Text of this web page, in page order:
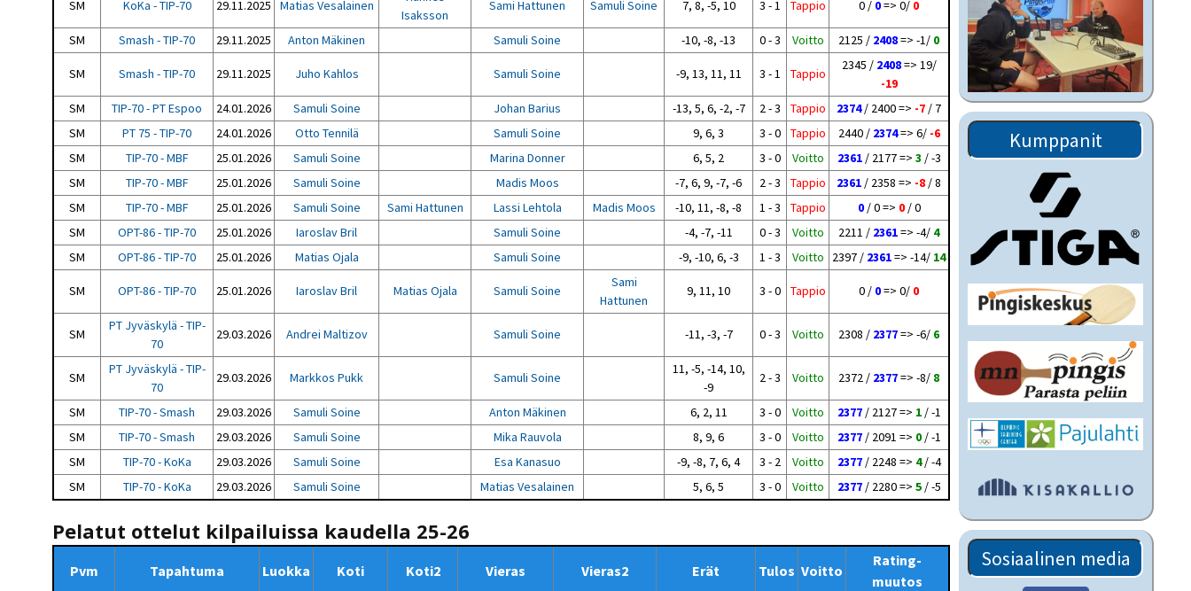
SM KoKa - TIP-70 29.11.2025 Matias Vesalainen
Isaksson
Sami Hattunen Samuli Soine 7, 8, -5, 10 3 - 1 Tappio 0 / 0=> 0/ 0
SM Smash - TIP-70 29.11.2025 Anton Mäkinen Samuli Soine -10, -8, -13 0 - 3 Voitto 2125 / 2408=> -1/ 0
SM Smash - TIP-70 29.11.2025 Juho Kahlos Samuli Soine -9, 13, 11, 11 3 - 1 Tappio
2345 / 2408=> 19/
-19
SM
TIP-70 - PT Espoo 24.01.2026 Samuli Soine Johan Barius -13, 5, 6, -2, -7 2 - 3 Tappio 2374/ 2400 => -7 / 7
SM
PT 75 - TIP-70 24.01.2026 Otto Tennilä Samuli Soine 9, 6, 3 3 - 0 Tappio 2440 / 2374=> 6/ -6
SM
TIP-70 - MBF 25.01.2026 Samuli Soine Marina Donner 6, 5, 2 3 - 0 Voitto 2361/ 2177 => 3 / -3
SM
TIP-70 - MBF 25.01.2026 Samuli Soine Madis Moos -7, 6, 9, -7, -6 2 - 3 Tappio 2361 / 2358 => -8 / 8
SM
TIP-70 - MBF 25.01.2026 Samuli Soine Sami Hattunen Lassi Lehtola Madis Moos -10, 11, -8, -8 1 - 3 Tappio 0/ 0 => 0/ 0
SM
OPT-86 - TIP-70 25.01.2026 Iaroslav Bril Samuli Soine -4, -7, -11 0 - 3 Voitto 2211 / 2361=> -4/ 4
SM
OPT-86 - TIP-70 25.01.2026 Matias Ojala Samuli Soine -9, -10, 6, -3 1 - 3 Voitto 2397 / 2361=> -14/ 14
SM OPT-86 - TIP-70 25.01.2026 Iaroslav Bril Matias Ojala Samuli Soine
Sami
Hattunen
9, 11, 10 3 - 0 Tappio 0 / 0=> 0/ 0
SM
PT Jyväskylä - TIP-
70
29.03.2026 Andrei Maltizov Samuli Soine -11, -3, -7 0 - 3 Voitto 2308 / 2377=> -6/ 6
SM
PT Jyväskylä - TIP-
70
29.03.2026 Markkos Pukk Samuli Soine
11, -5, -14, 10,
-9
2 - 3 Voitto 2372 / 2377=> -8/ 8
SM TIP-70 - Smash 29.03.2026 Samuli Soine Anton Mäkinen 6, 2, 11 3 - 0 Voitto 2377/ 2127 => 1/ -1
SM
TIP-70 - Smash 29.03.2026 Samuli Soine Mika Rauvola 8, 9, 6 3 - 0 Voitto 2377/ 2091 => 0/ -1
SM
TIP-70 - KoKa 29.03.2026 Samuli Soine Esa Kanasuo -9, -8, 7, 6, 4 3 - 2 Voitto 2377/ 2248 => 4/ -4
SM
TIP-70 - KoKa 29.03.2026 Samuli Soine Matias Vesalainen 5, 6, 5 3 - 0 Voitto 2377/ 2280 => 5/ -5
Pelatut ottelut kilpailuissa kaudella 25-26
Pvm Tapahtuma Luokka Koti Koti2 Vieras Vieras2 Erät Tulos Voitto
Rating-
muutos
Kumppanit
Sosiaalinen media